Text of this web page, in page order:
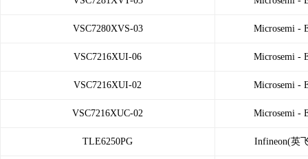
VSC7280XVS-03 Microsemi -
VSC7216XUI-06 Microsemi -
VSC7216XUI-02 Microsemi -
VSC7216XUC-02 Microsemi -
TLE6250PG Infineon(英